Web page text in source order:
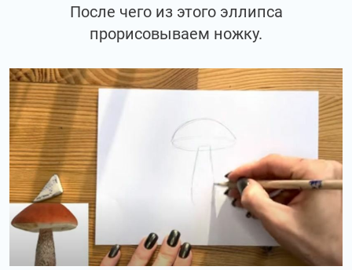
После чего из этого эллипса
прорисовываем ножку.